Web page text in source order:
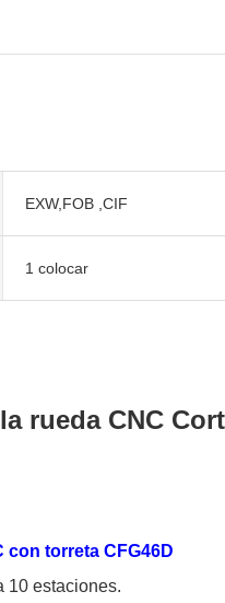
EXW,FOB ,CIF
1 colocar
rueda CNC
con torreta CFG46D
10 estaciones.